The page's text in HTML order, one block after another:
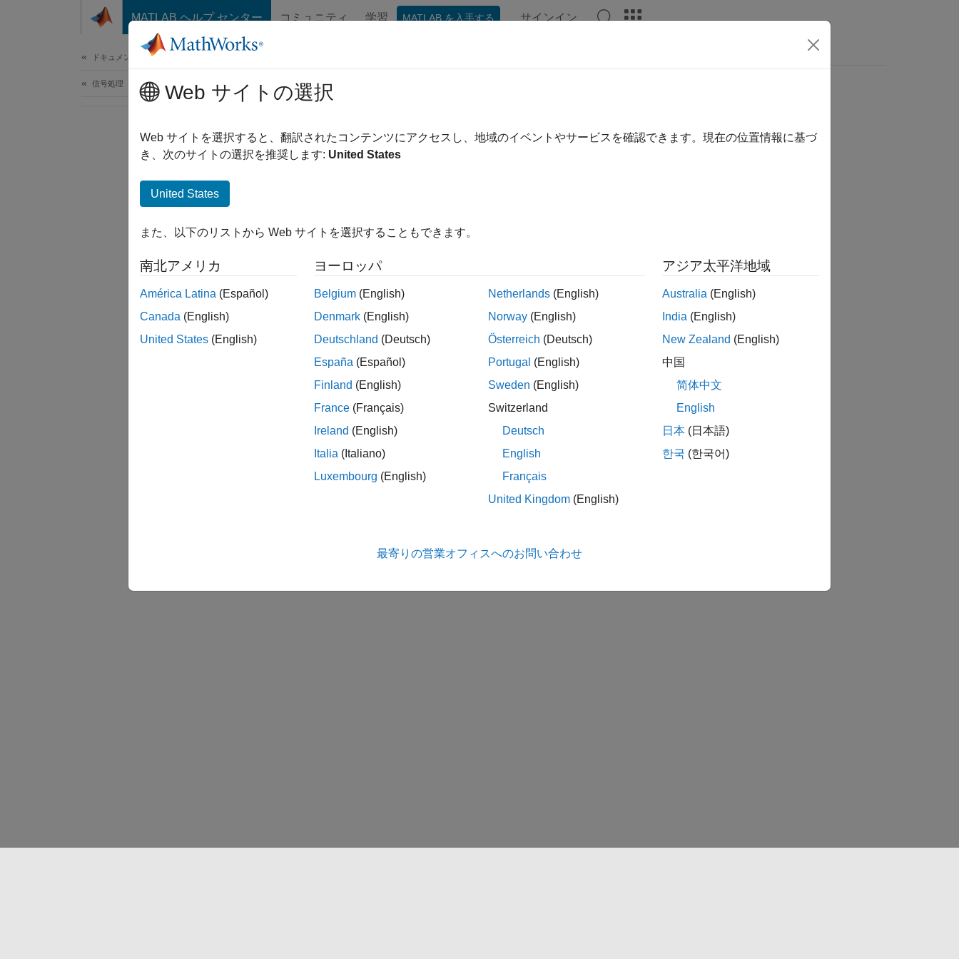
コンテンツへスキップ
MATLAB ヘルプ センター コミュニティ 学習 MATLAB を入手する サインイン
ドキュメンテーションのホーム
信号処理 Web サイトの選択
Web サイトを選択すると、翻訳されたコンテンツにアクセスし、地域のイベントやサービスを確認できます。現在の位置情報に基づ
き、次のサイトの選択を推奨します: United States
United States
また、以下のリストから Web サイトを選択することもできます。
南北アメリカ
América Latina (Español)
Canada (English)
United States (English)
ヨーロッパ
Belgium (English)
Denmark (English)
Deutschland (Deutsch)
España (Español)
Finland (English)
France (Français)
Ireland (English)
Italia (Italiano)
Luxembourg (English)
Netherlands (English)
Norway (English)
Österreich (Deutsch)
Portugal (English)
Sweden (English)
Switzerland
Deutsch
English
Français
United Kingdom (English)
アジア太平洋地域
Australia (English)
India (English)
New Zealand (English)
中国
简体中文
English
日本 (日本語)
한국 (한국어)
最寄りの営業オフィスへのお問い合わせ